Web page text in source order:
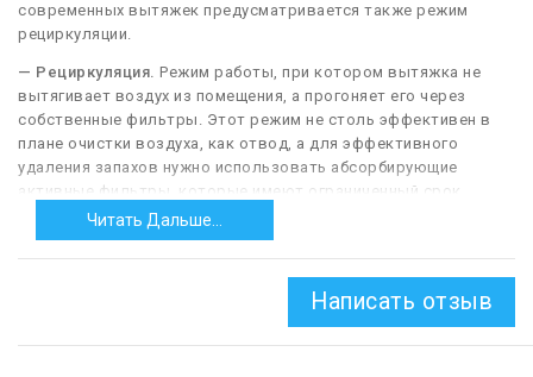
современных вытяжек предусматривается также режим
рециркуляции.
— Рециркуляция. Режим работы, при котором вытяжка не
вытягивает воздух из помещения, а прогоняет его через
собственные фильтры. Этот режим не столь эффективен в
плане очистки воздуха, как отвод, а для эффективного
удаления запахов нужно использовать абсорбирующие
активные фильтры, которые имеют ограниченный срок
службы. С другой стороны, рециркуляция не требует
интенсивного притока наружного воздуха, что в некоторых
ситуациях бывает немаловажно — например, в холодное
Читать Дальше...
Написать отзыв